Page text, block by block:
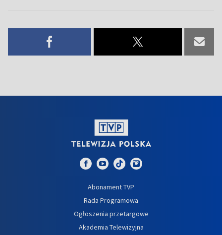
Abonament TVP
Rada Programowa
Ogłoszenia przetargowe
Akademia Telewizyjna